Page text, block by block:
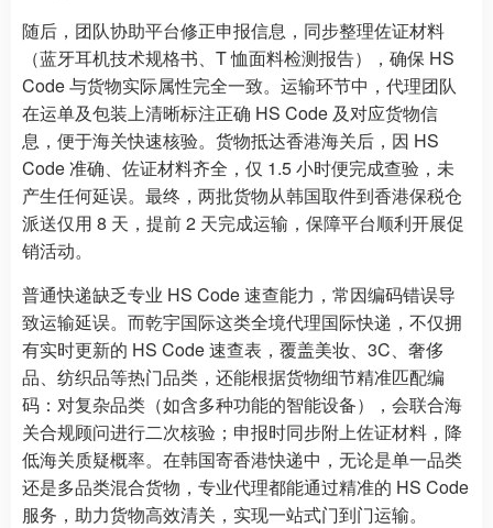
随后，团队协助平台修正申报信息，同步整理佐证材料
（蓝牙耳机技术规格书、T 恤面料检测报告），确保 HS
Code 与货物实际属性完全一致。运输环节中，代理团队
在运单及包装上清晰标注正确 HS Code 及对应货物信
息，便于海关快速核验。货物抵达香港海关后，因 HS
Code 准确、佐证材料齐全，仅 1.5 小时便完成查验，未
产生任何延误。最终，两批货物从韩国取件到香港保税仓
派送仅用 8 天，提前 2 天完成运输，保障平台顺利开展促
销活动。
普通快递缺乏专业 HS Code 速查能力，常因编码错误导
致运输延误。而乾宇国际这类全境代理国际快递，不仅拥
有实时更新的 HS Code 速查表，覆盖美妆、3C、奢侈
品、纺织品等热门品类，还能根据货物细节精准匹配编
码：对复杂品类（如含多种功能的智能设备），会联合海
关合规顾问进行二次核验；申报时同步附上佐证材料，降
低海关质疑概率。在韩国寄香港快递中，无论是单一品类
还是多品类混合货物，专业代理都能通过精准的 HS Code
服务，助力货物高效清关，实现一站式门到门运输。